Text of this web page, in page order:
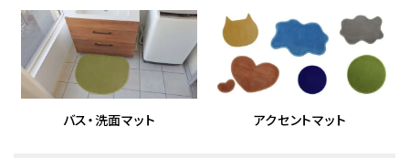
バス・洗面マット アクセントマット